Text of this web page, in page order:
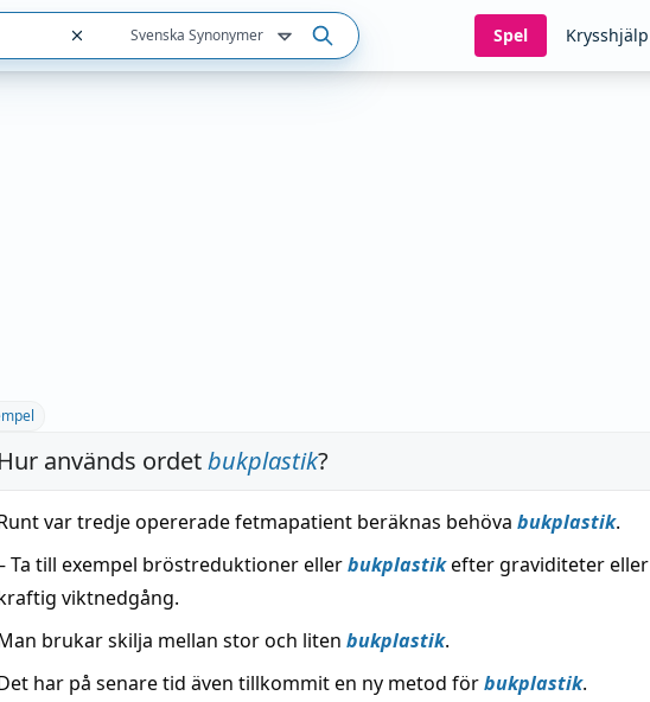
Svenska Synonymer Spel Krysshjälp
Hur används ordetbukplastik?
var tredje opererade fetmapatient beräknas behöva bukplastik.
Ta till exempel bröstreduktioner ellerbukplastikefter graviditeter eller
viktnedgång.
brukar skilja mellan stor och liten bukplastik.
har på senare tid även tillkommit en ny metod förbukplastik.